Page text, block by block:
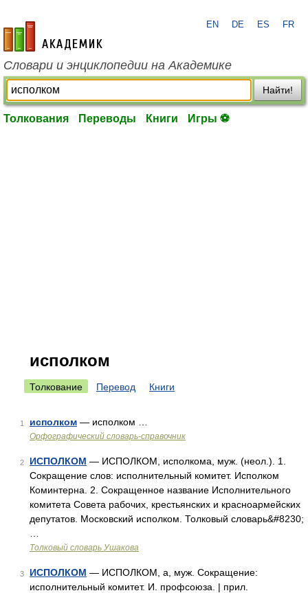
academic.ru
EN DE ES FR
Словари и энциклопедии на Академике
Найти!
Толкования Переводы Книги Игры ⚽
исполком
Толкование Перевод Книги
1 исполком — исполком …
Орфографический словарь-справочник
2 ИСПОЛКОМ — ИСПОЛКОМ, исполкома, муж. (неол.). 1.
Сокращение слов: исполнительный комитет. Исполком
Коминтерна. 2. Сокращенное название Исполнительного
комитета Совета рабочих, крестьянских и красноармейских
депутатов. Московский исполком. Толковый словарь&#8230;
Толковый словарь Ушакова
3 ИСПОЛКОМ — ИСПОЛКОМ, а, муж. Сокращение:
исполнительный комитет. И. профсоюза. | прил.